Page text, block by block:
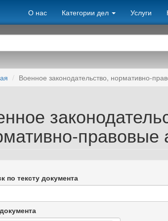
О нас Категории дел Услуги
Военное законодательство, нормативно-
правовые
по тексту документа